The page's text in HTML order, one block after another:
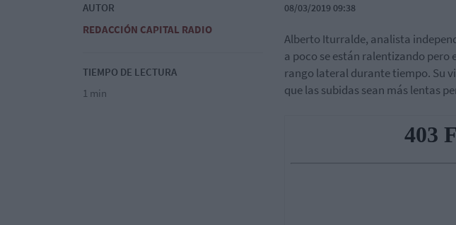
AUTOR
REDACCIÓN CAPITAL RADIO
TIEMPO DE LECTURA
1 min
08/03/2019 09:38
Alberto Iturralde, analista
a poco se están ralentizando pero
rango lateral durante tiempo. Su
que las subidas sean más lentas